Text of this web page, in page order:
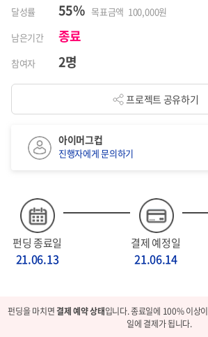
달성률 55% 목표금액 100,000원
남은기간
종료
참여자 2명
프로젝트 공유하기
펀딩 종료일
21.06.13
결제 예정일
21.06.14
아이머그컵
진행자에게 문의하기
펀딩을 마치면결제 예약 상태입니다. 종료일에 100% 이상
일에 결제가 됩니다.